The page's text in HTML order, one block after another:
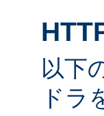
以下
ドラ